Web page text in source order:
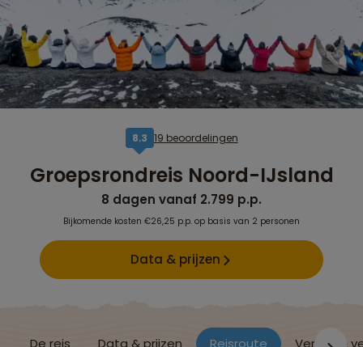
8,3 19 beoordelingen
Groepsrondreis Noord-IJsland
8 dagen vanaf 2.799 p.p.
Bijkomende kosten €26,25 p.p. op basis van 2 personen
Data & prijzen